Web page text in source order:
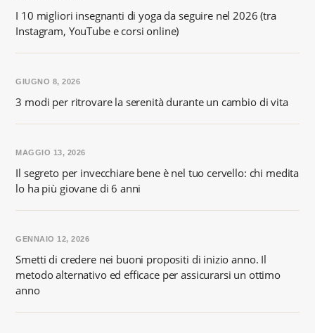
I 10 migliori insegnanti di yoga da seguire nel 2026 (tra
Instagram, YouTube e corsi online)
3 modi per ritrovare la serenità durante un cambio di vita
GIUGNO 8, 2026
Il segreto per invecchiare bene è nel tuo cervello: chi medita
lo ha più giovane di 6 anni
MAGGIO 13, 2026
Smetti di credere nei buoni propositi di inizio anno. Il
metodo alternativo ed efficace per assicurarsi un ottimo
anno
GENNAIO 12, 2026